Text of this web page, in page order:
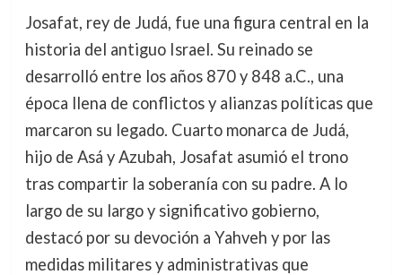
Josafat, rey de Judá, fue una figura central en la
historia del antiguo Israel. Su reinado se
desarrolló entre los años 870 y 848 a.C., una
época llena de conflictos y alianzas políticas que
marcaron su legado. Cuarto monarca de Judá,
hijo de Asá y Azubah, Josafat asumió el trono
tras compartir la soberanía con su padre. A lo
largo de su largo y significativo gobierno,
destacó por su devoción a Yahveh y por las
medidas militares y administrativas que